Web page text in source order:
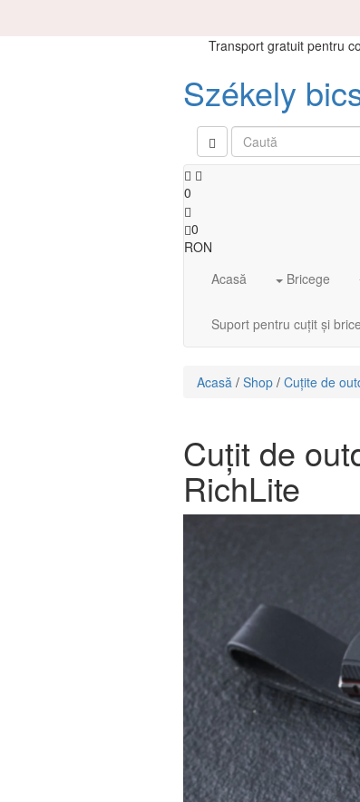
Transport gratuit pentru
Székely
0
0
RON
Acasă
Bricege
Suport pentru cuțit și
Acasă / Shop / Cuțite de
Cuțit de
RichLite